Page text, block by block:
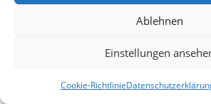
Ablehnen
Einstellungen
Cookie-Richtlinie
aber stilistisch abgeschwächt werden.
„da isn Rechtschreibfehler“ → „da ist ein
stilistisch aber ggf. unsauber.
„Rechtschreib-, und Grammatikfehler“ →